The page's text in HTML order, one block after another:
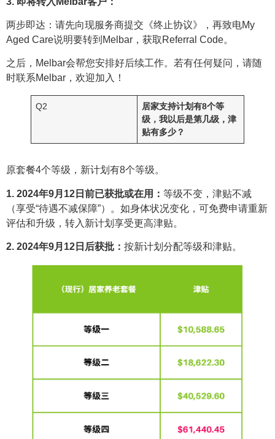
两步即达：请先向现服务商提交《终止协议》，再致电My
Aged Care说明要转到Melbar，获取Referral Code。
之后，Melbar会帮您安排好后续工作。若有任何疑问，请随
时联系Melbar，欢迎加入！
Q2
居家支持计划有8个等
级，我以后是第几级，津
贴有多少？
原套餐4个等级，新计划有8个等级。
1. 2024年9月12日前已获批或在用： 等级不变，津贴不减
（享受“待遇不减保障”）。如身体状况变化，可免费申请重新
评估和升级，转入新计划享受更高津贴。
2. 2024年9月12日后获批： 按新计划分配等级和津贴。